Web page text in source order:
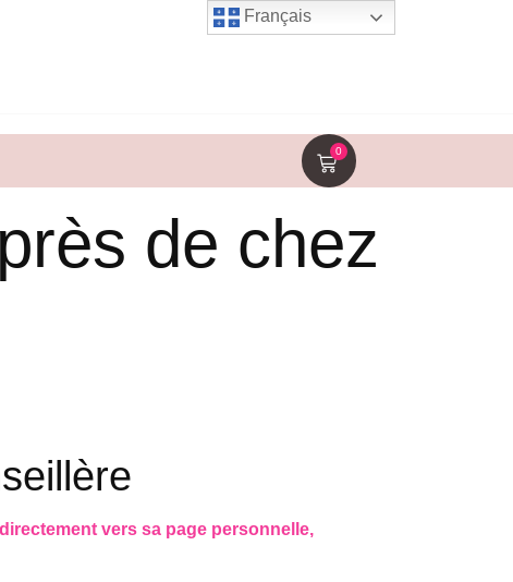
0
de chez
vers sa page personnelle,
Français